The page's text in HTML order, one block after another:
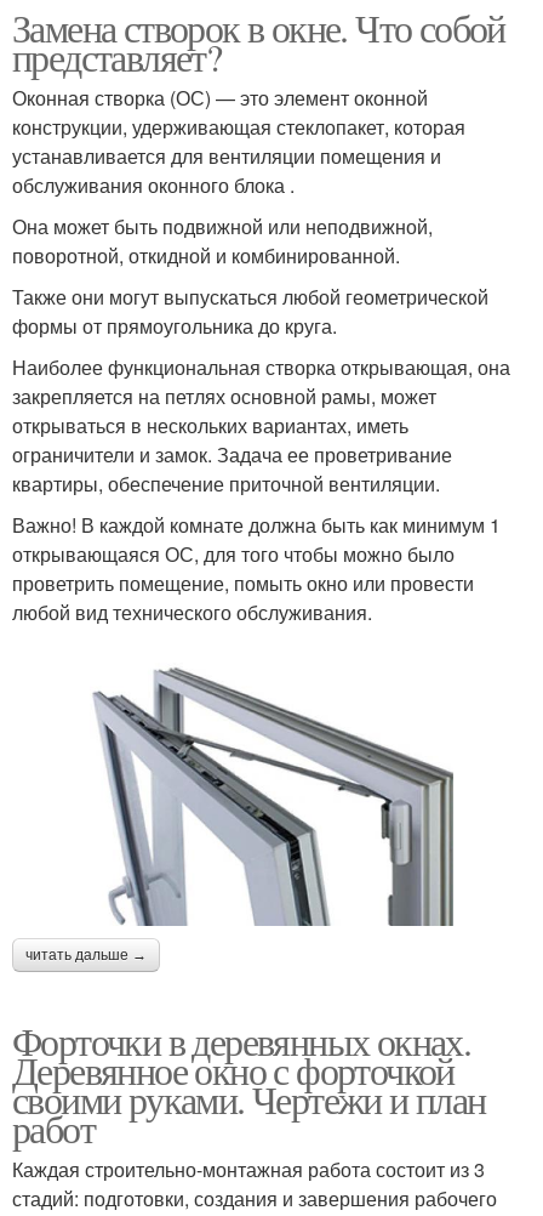
Замена створок в окне. Что собой
представляет?
Оконная створка (ОС) — это элемент оконной
конструкции, удерживающая стеклопакет, которая
устанавливается для вентиляции помещения и
обслуживания оконного блока .
Она может быть подвижной или неподвижной,
поворотной, откидной и комбинированной.
Также они могут выпускаться любой геометрической
формы от прямоугольника до круга.
Наиболее функциональная створка открывающая, она
закрепляется на петлях основной рамы, может
открываться в нескольких вариантах, иметь
ограничители и замок. Задача ее проветривание
квартиры, обеспечение приточной вентиляции.
Важно! В каждой комнате должна быть как минимум 1
открывающаяся ОС, для того чтобы можно было
проветрить помещение, помыть окно или провести
любой вид технического обслуживания.
читать дальше →
Форточки в деревянных окнах.
Деревянное окно с форточкой
своими руками. Чертежи и план
работ
Каждая строительно-монтажная работа состоит из 3
стадий: подготовки, создания и завершения рабочего